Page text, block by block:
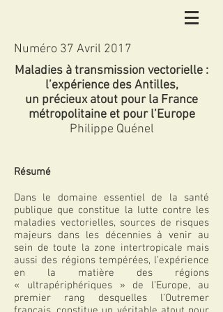
Numéro 37 Avril 2017
Résumé
Dans le domaine essentiel de la santé
publique que constitue la lutte contre les
maladies vectorielles, sources de risques
majeurs dans les décennies à venir au
sein de toute la zone intertropicale mais
aussi des régions tempérées, l’expérience
en la matière des régions
« ultrapériphériques » de l’Europe, au
premier rang desquelles l’Outremer
Maladies à transmission vectorielle :
l’expérience des Antilles,
un précieux atout pour la France
métropolitaine et pour l’Europe
Philippe Quénel